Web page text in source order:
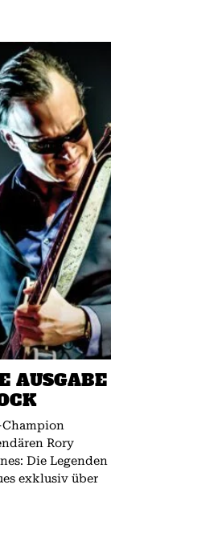
AUSGABE
Champion
Rory
exklusiv über